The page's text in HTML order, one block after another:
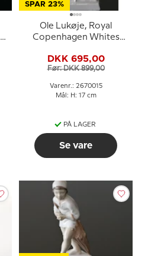
SPAR 23%
Ole Lukøje, Royal
Copenhagen Whites
DKK 695,00
Før: DKK 899,00
Varenr.: 2670015
Mål: H: 17 cm
PÅ LAGER
Se vare